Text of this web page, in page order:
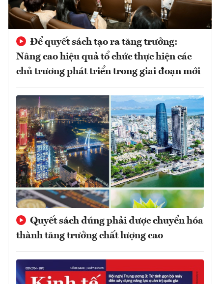
Để quyết sách tạo ra tăng trưởng:
Nâng cao hiệu quả tổ chức thực hiện các
chủ trương phát triển trong giai đoạn mới
Quyết sách đúng phải được chuyển hóa
thành tăng trưởng chất lượng cao